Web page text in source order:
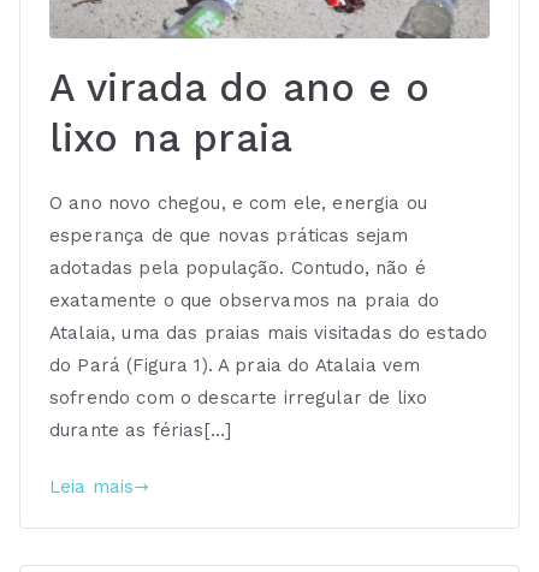
A virada do ano e o
lixo na praia
O ano novo chegou, e com ele, energia ou
esperança de que novas práticas sejam
adotadas pela população. Contudo, não é
exatamente o que observamos na praia do
Atalaia, uma das praias mais visitadas do estado
do Pará (Figura 1). A praia do Atalaia vem
sofrendo com o descarte irregular de lixo
durante as férias[…]
Leia mais